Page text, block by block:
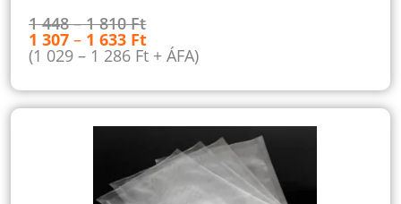
1 448–1 810Ft
1 307– 1 633 Ft
(1 029– 1 286 Ft + ÁFA)